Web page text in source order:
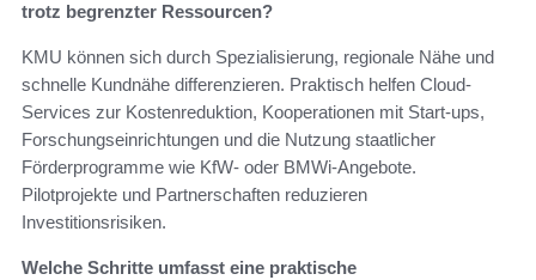
trotz begrenzter Ressourcen?
KMU können sich durch Spezialisierung, regionale Nähe und
schnelle Kundnähe differenzieren. Praktisch helfen Cloud-
Services zur Kostenreduktion, Kooperationen mit Start-ups,
Forschungseinrichtungen und die Nutzung staatlicher
Förderprogramme wie KfW- oder BMWi-Angebote.
Pilotprojekte und Partnerschaften reduzieren
Investitionsrisiken.
Welche Schritte umfasst eine praktische